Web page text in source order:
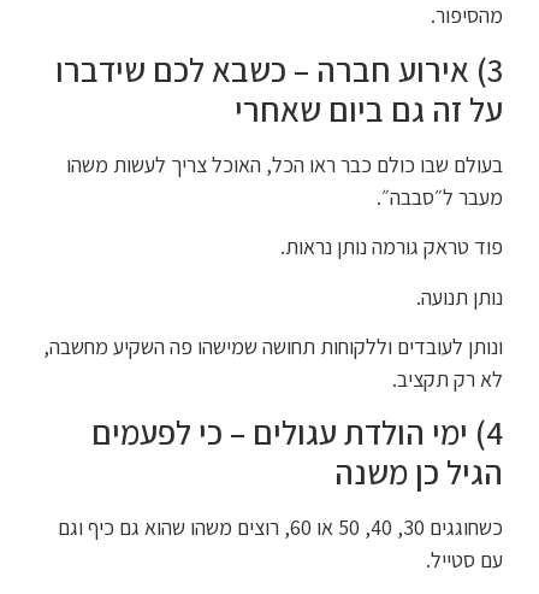
מהסיפור.
3) אירוע חברה – כשבא לכם שידברו
על זה גם ביום שאחרי
בעולם שבו כולם כבר ראו הכל, האוכל צריך לעשות משהו
מעבר ל״סבבה״.
פוד טראק גורמה נותן נראות.
נותן תנועה.
ונותן לעובדים וללקוחות תחושה שמישהו פה השקיע מחשבה,
לא רק תקציב.
4) ימי הולדת עגולים – כי לפעמים
הגיל כן משנה
כשחוגגים 30, 40, 50 או 60, רוצים משהו שהוא גם כיף וגם
עם סטייל.